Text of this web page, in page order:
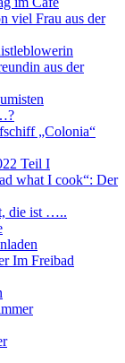
viel Frau aus der
aus der
„Colonia“
Teil I
what I cook“: Der
die ist …..
Im Freibad